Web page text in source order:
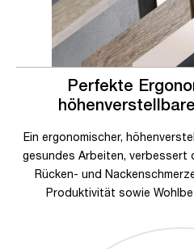
Perfekte
Ein ergonomischer,
gesundes Arbeiten, verbessert
Rücken- und
Produktivität sowie